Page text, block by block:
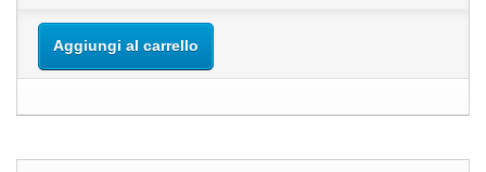
Aggiungi al carrello